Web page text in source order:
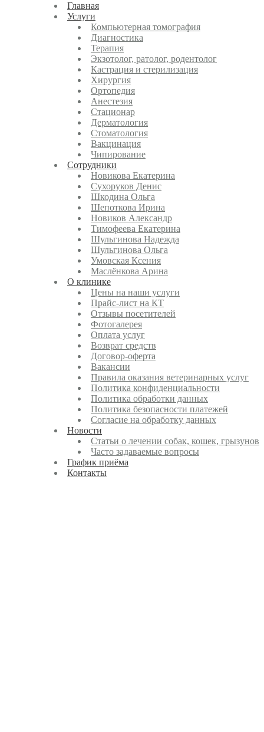
Главная
Услуги
Компьютерная томография
Диагностика
Терапия
Экзотолог, ратолог, родентолог
Кастрация и стерилизация
Хирургия
Ортопедия
Анестезия
Стационар
Дерматология
Стоматология
Вакцинация
Чипирование
Cотрудники
Новикова Екатерина
Сухоруков Денис
Шкодина Ольга
Шепоткова Ирина
Новиков Александр
Тимофеева Екатерина
Шульгинова Надежда
Шульгинова Ольга
Умовская Ксения
Маслёнкова Арина
О клинике
Цены на наши услуги
Прайс-лист на КТ
Отзывы посетителей
Фотогалерея
Оплата услуг
Возврат средств
Договор-оферта
Вакансии
Правила оказания ветеринарных услуг
Политика конфиденциальности
Политика обработки данных
Политика безопасности платежей
Согласие на обработку данных
Новости
Статьи о лечении собак, кошек, грызунов
Часто задаваемые вопросы
График приёма
Контакты